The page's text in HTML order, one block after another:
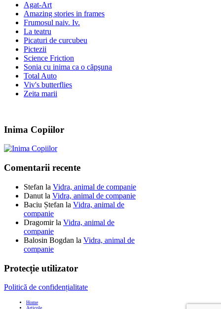
Agat-Art
Amazing stories in frames
Frumosul naiv. Iv.
La teatru
Picaturi de curcubeu
Pictezii
Science Friction
Sonia cu inima ca o căpşuna
Total Auto
Viv's butterflies
Zeita marii
Inima Copiilor
Comentarii recente
Stefan la Vidra, animal de companie
Danut la Vidra, animal de companie
Baciu Ștefan la Vidra, animal de
companie
Dragomirla Vidra, animal de
companie
Balosin Bogdan la Vidra, animal de
companie
Protecție utilizator
Politică de confidențialitate
Home